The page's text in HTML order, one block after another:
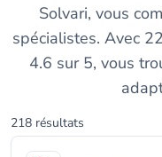
Solvari, vous
spécialistes. Avec
4.6 sur 5, vous
218 résultats